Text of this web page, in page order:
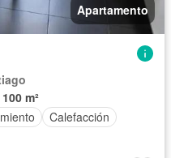
Apartamento
100 m²
Calefacción